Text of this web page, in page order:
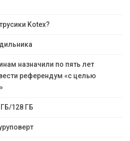
Kotex?
назначили по пять лет
референдум «с целью
128 ГБ